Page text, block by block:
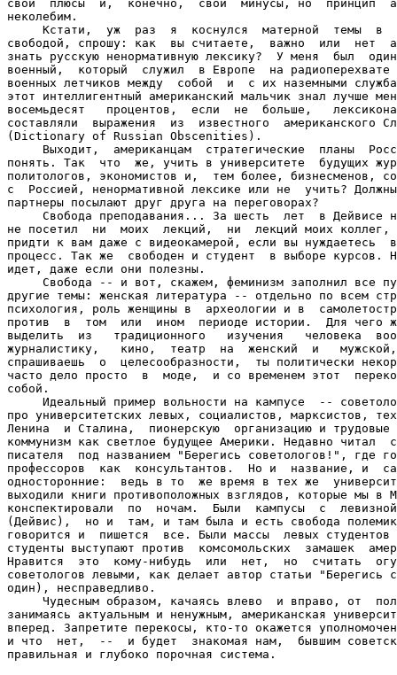
свои  плюсы  и,  конечно,  свои  минусы, но  принцип
неколебим.
Кстати,  уж  раз  я  коснулся  матерной  темы  в
свободой, спрошу: как  вы считаете,  важно  или  нет
знать русскую ненормативную лексику?  У меня  был
военный,  который  служил  в Европе  на радиоперехвате
военных летчиков между  собой  и  с их наземными
этот интеллигентный американский мальчик знал лучше
восемьдесят   процентов,  если  не  больше,
составляли  выражения  из  известного  американского
(Dictionary of Russian Obscenities).
Выходит,  американцам  стратегические  планы
понять. Так  что  же, учить в университете  будущих
политологов, экономистов и,  тем более, бизнесменов,
с  Россией, ненормативной лексике или не  учить?
партнеры посылают друг друга на переговорах?
Свобода преподавания... За шесть  лет  в Дейвисе
не посетил  ни  моих  лекций,  ни  лекций моих коллег,
придти к вам даже с видеокамерой, если вы нуждаетесь
процесс. Так же  свободен и студент  в выборе курсов.
идет, даже если они полезны.
Свобода -- и вот, скажем, феминизм заполнил все
другие темы: женская литература -- отдельно по всем
психология, роль женщины в  археологии и в
против  в  том  или  ином  периоде истории.  Для чего
выделить  из   традиционного   изучения   человека
журналистику,   кино,  театр  на  женский  и
спрашиваешь  о  целесообразности,  ты политически
часто дело просто  в  моде,  и со временем этот
собой.
Идеальный пример вольности на кампусе  --
про университетских левых, социалистов, марксистов,
Ленина  и Сталина,  пионерскую  организацию и
коммунизм как светлое будущее Америки. Недавно читал
писателя  под названием "Берегись советологов!", где
профессоров  как  консультантов.  Но и  название, и
односторонние:  ведь в то  же время в тех же
выходили книги противоположных взглядов, которые мы в
конспектировали  по  ночам.  Были  кампусы  с
(Дейвис),  но и  там, и там была и есть свобода
говорится и  пишется  все. Были массы  левых
студенты выступают против  комсомольских  замашек
Нравится  это  кому-нибудь  или  нет,  но  считать
советологов левыми, как делает автор статьи
один), несправедливо.
Чудесным образом, качаясь влево  и вправо, от
занимаясь актуальным и ненужным, американская
вперед. Запретите перекосы, кто-то окажется
и что  нет,  --  и будет  знакомая нам,  бывшим
правильная и глубоко порочная система.